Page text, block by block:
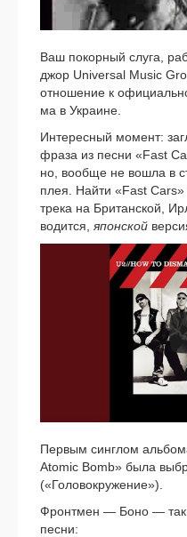
Ваш покор­ный слу­га,
джор Universal Music
отно­ше­ние к
ма в Украине.
Интересный момент:
фра­за из пес­ни «Fast
но, вооб­ще не вошла в
плея. Найти «Fast
трека на Британской,
водит­ся, япон­ской
Первым син­глом
Atomic Bomb» была
(«Головокружение»).
Фронтмен — Боно — так
пес­ни: